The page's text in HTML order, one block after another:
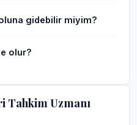
gidebilir miyim?
olur?
Tahkim Uzmanı